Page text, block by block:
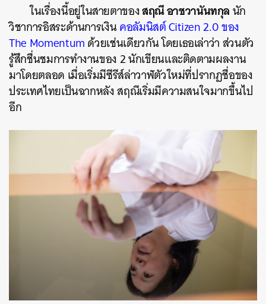
ในเรื่องนี้อยู่ในสายตาของสฤณี อาชวานันทกุลนัก
วิชาการอิสระด้านการเงินคอลัมนิสต์ Citizen 2.0 ของ
The Momentumด้วยเช่นเดียวกัน โดยเธอเล่าว่า ส่วนตัว
รู้สึกชื่นชมการทำงานของ 2 นักเขียนและติดตามผลงาน
มาโดยตลอด เมื่อเริ่มมีซีรีส์ล่าวาฬตัวใหม่ที่ปรากฏชื่อของ
ประเทศไทยเป็นฉากหลัง สฤณีเริ่มมีความสนใจมากขึ้นไป
อีก